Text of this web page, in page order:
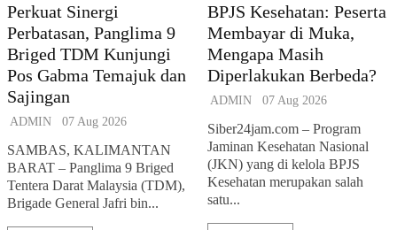
Perkuat Sinergi
Perbatasan, Panglima 9
Briged TDM Kunjungi
Pos Gabma Temajuk dan
Sajingan
ADMIN 07 Aug 2026
SAMBAS, KALIMANTAN
BARAT – Panglima 9 Briged
Tentera Darat Malaysia (TDM),
Brigade General Jafri bin...
BPJS Kesehatan: Peserta
Membayar di Muka,
Mengapa Masih
Diperlakukan Berbeda?
ADMIN 07 Aug 2026
Siber24jam.com – Program
Jaminan Kesehatan Nasional
(JKN) yang di kelola BPJS
Kesehatan merupakan salah
satu...